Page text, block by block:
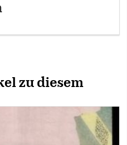
zu diesem